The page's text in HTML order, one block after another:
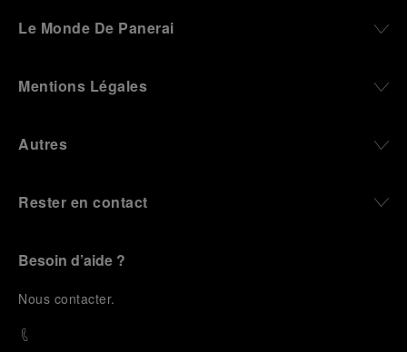
Le Monde De Panerai
Mentions Légales
Autres
Rester en contact
Besoin d’aide ?
Nous contacter.